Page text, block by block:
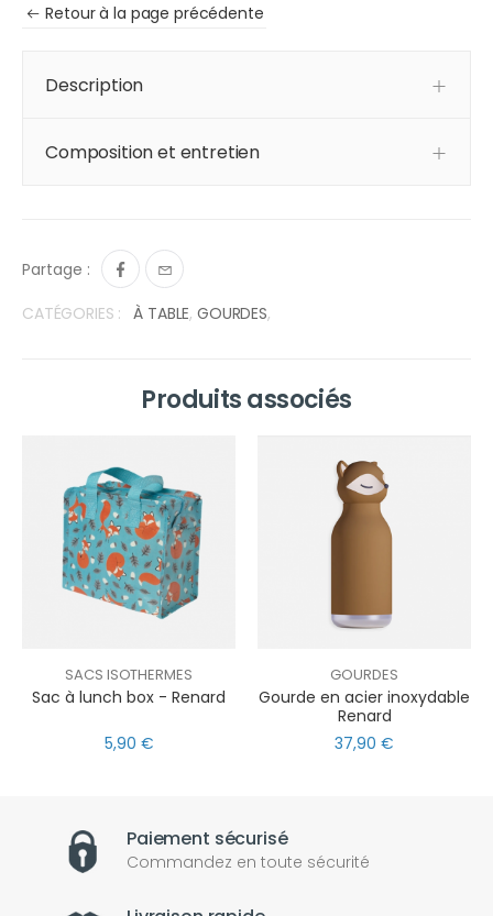
Retour à la page précédente
Description
Composition et entretien
Partage :
CATÉGORIES : À TABLE, GOURDES,
Produits associés
SACS ISOTHERMES
Sac à lunch box - Renard
5,90 €
GOURDES
Gourde en acier inoxydable
Renard
37,90 €
Paiement sécurisé
Commandez en toute sécurité